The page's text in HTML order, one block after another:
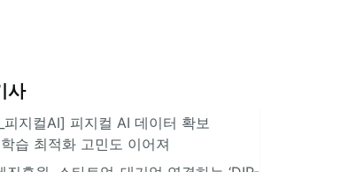
사
피지컬AI] 피지컬 AI 데이터 확보
습 최적화 고민도 이어져